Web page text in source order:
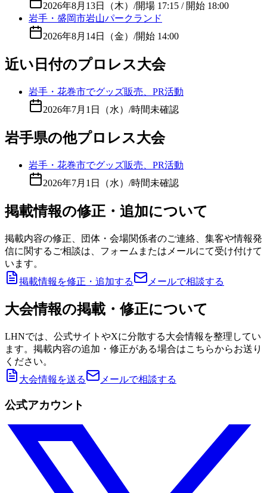
2026年8月13日（木） /開場 17:15 / 開始 18:00
岩手・盛岡市岩山パークランド
2026年8月14日（金） /開始 14:00
近い日付のプロレス大会
岩手・花巻市でグッズ販売、PR活動
2026年7月1日（水） /時間未確認
岩手県の他プロレス大会
岩手・花巻市でグッズ販売、PR活動
2026年7月1日（水） /時間未確認
掲載情報の修正・追加について
掲載内容の修正、団体・会場関係者のご連絡、集客や情報発
信に関するご相談は、フォームまたはメールにて受け付けて
います。
掲載情報を修正・追加する
メールで相談する
大会情報の掲載・修正について
LHNでは、公式サイトやXに分散する大会情報を整理してい
ます。掲載内容の追加・修正がある場合はこちらからお送り
ください。
大会情報を送る
メールで相談する
公式アカウント